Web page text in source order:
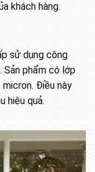
khách hàng.
sử dụng công
Sản phẩm có lớp
Điều này
hiệu quả.